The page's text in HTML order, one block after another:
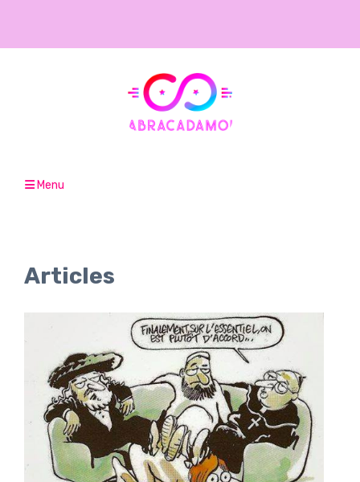
Menu
Articles